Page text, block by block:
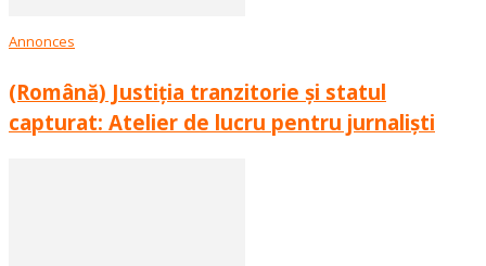
Annonces
(Română) Justiția tranzitorie și statul
capturat: Atelier de lucru pentru jurnaliști